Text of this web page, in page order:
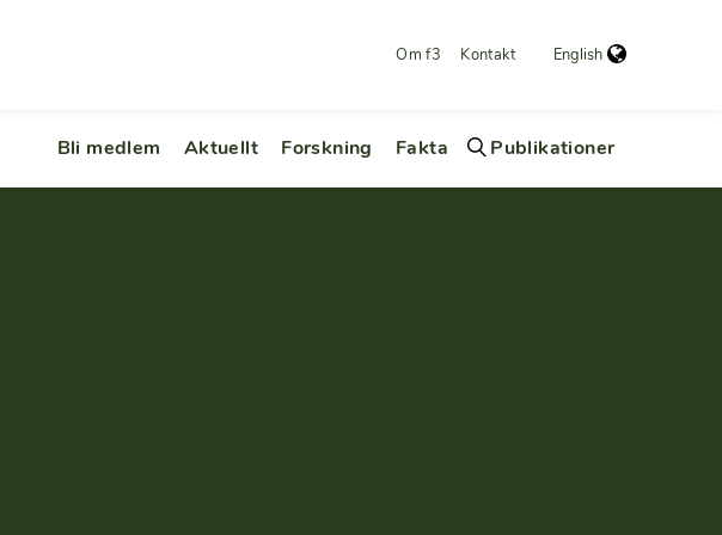
Om f3 Kontakt English
Bli medlem Aktuellt Forskning Fakta Publikationer